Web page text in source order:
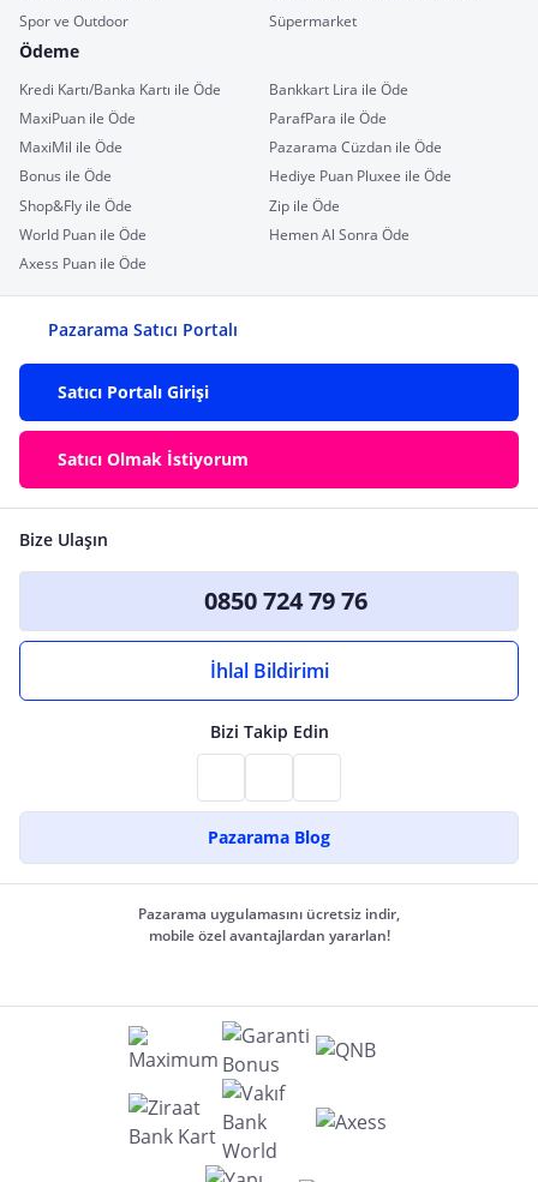
Spor ve Outdoor
Süpermarket
Ödeme
Kredi Kartı/Banka Kartı ile Öde
Bankkart Lira ile Öde
MaxiPuan ile Öde
ParafPara ile Öde
MaxiMil ile Öde
Pazarama Cüzdan ile Öde
Bonus ile Öde
Hediye Puan Pluxee ile Öde
Shop&Fly ile Öde
Zip ile Öde
World Puan ile Öde
Hemen Al Sonra Öde
Axess Puan ile Öde
Pazarama Satıcı Portalı
Satıcı Portalı Girişi
Satıcı Olmak İstiyorum
Bize Ulaşın
0850 724 79 76
İhlal Bildirimi
Bizi Takip Edin
Pazarama Blog
Pazarama uygulamasını ücretsiz indir,
mobile özel avantajlardan yararlan!